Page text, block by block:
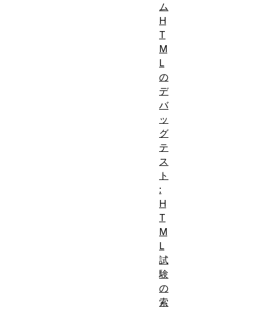
ム
H
T
M
L
の
デ
バ
ッ
グ
テ
ス
ト
:
H
T
M
L
試
験
の
索